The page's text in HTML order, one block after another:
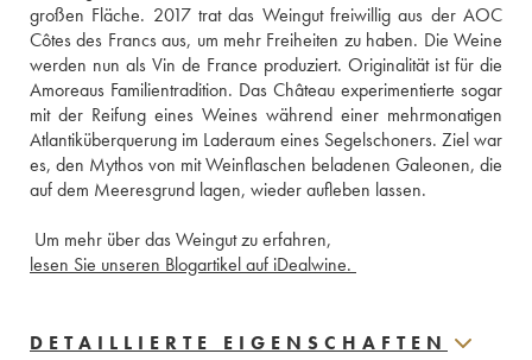
großen Fläche. 2017 trat das Weingut freiwillig aus der AOC
Côtes des Francs aus, um mehr Freiheiten zu haben. Die Weine
werden nun als Vin de France produziert. Originalität ist für die
Amoreaus Familientradition. Das Château experimentierte sogar
mit der Reifung eines Weines während einer mehrmonatigen
Atlantiküberquerung im Laderaum eines Segelschoners. Ziel war
es, den Mythos von mit Weinflaschen beladenen Galeonen, die
Um mehr über das Weingut zu erfahren,
DETAILLIERTE EIGENSCHAFTEN